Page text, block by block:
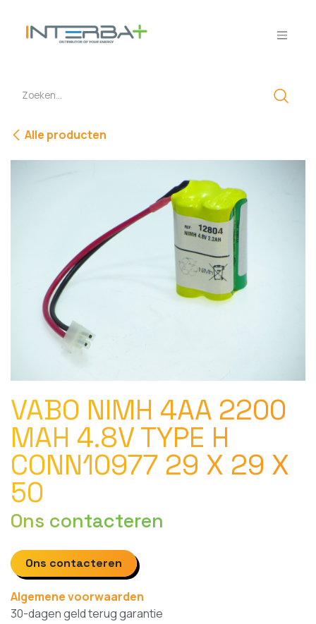
Alle producten
VABO NIMH 4AA 2200
MAH 4.8V TYPE H
CONN10977 29 X 29 X
50
Ons contacteren
Ons contacteren
Algemene voorwaarden
30-dagen geld terug garantie